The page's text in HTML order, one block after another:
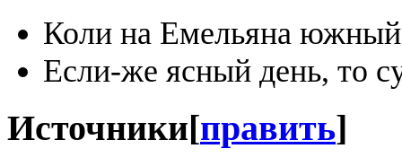
Коли на Емельяна
Если-же ясный день, то
Источники[править]